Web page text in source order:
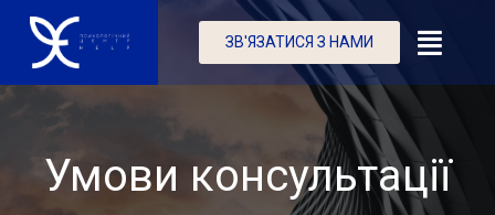
ЗВ'ЯЗАТИСЯ З НАМИ
Умови консультації